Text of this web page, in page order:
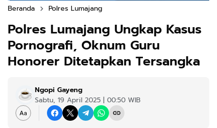
Beranda Polres Lumajang
Polres Lumajang Ungkap Kasus
Pornografi, Oknum Guru
Honorer Ditetapkan Tersangka
Ngopi Gayeng
Sabtu, 19 April 2025 | 00:50 WIB